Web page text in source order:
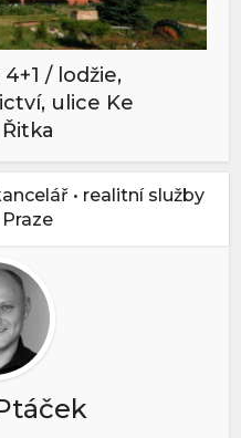
/ lodžie,
ulice Ke
• realitní služby